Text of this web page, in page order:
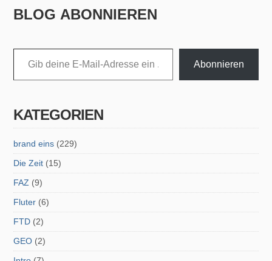
BLOG ABONNIEREN
Gib deine E-Mail-Adresse ein ...
Abonnieren
KATEGORIEN
brand eins (229)
Die Zeit (15)
FAZ (9)
Fluter (6)
FTD (2)
GEO (2)